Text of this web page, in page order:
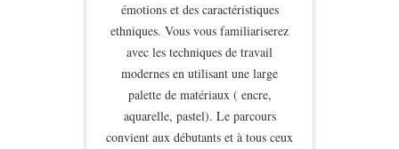
émotions et des caractéristiques
ethniques. Vous vous familiariserez
avec les techniques de travail
modernes en utilisant une large
palette de matériaux ( encre,
aquarelle, pastel). Le parcours
convient aux débutants et à tous ceux